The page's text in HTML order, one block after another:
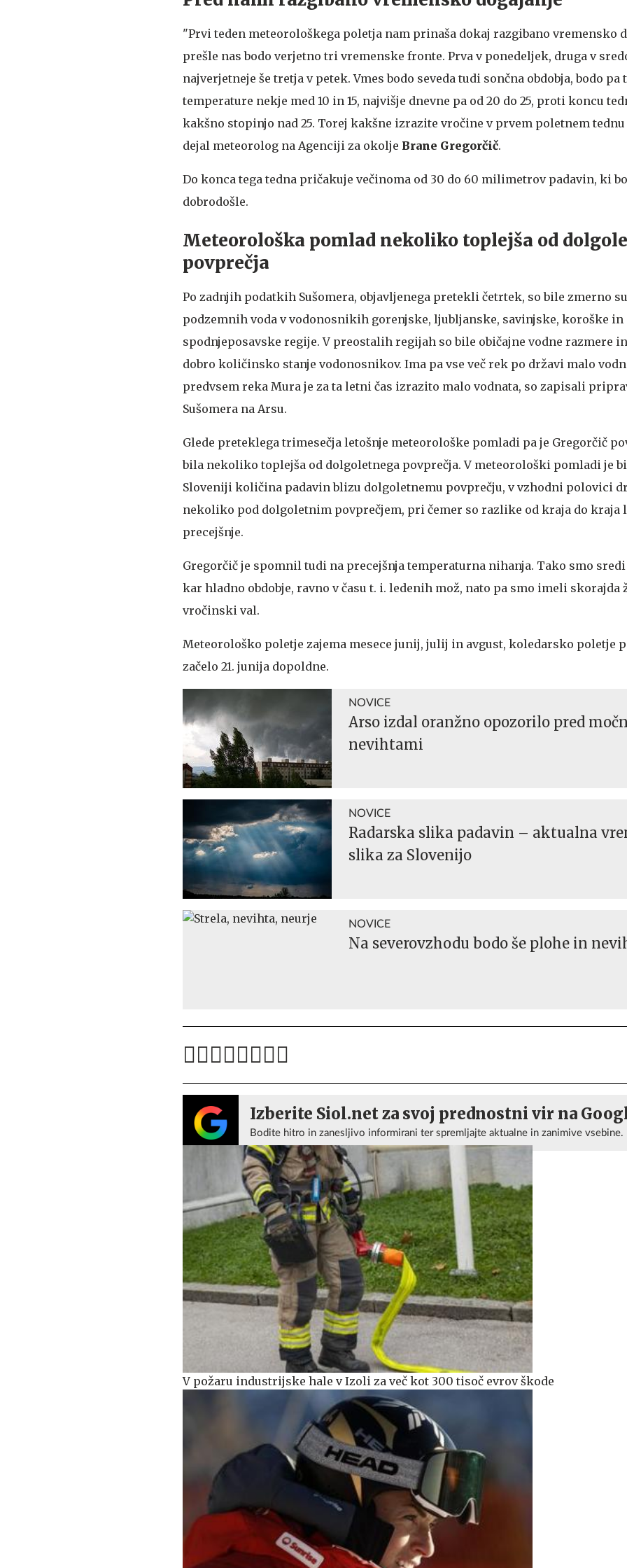
"Prvi teden meteorološkega poletja nam prinaša dokaj razgibano vremensko
prešle nas bodo verjetno tri vremenske fronte. Prva v ponedeljek, druga v
najverjetneje še tretja v petek. Vmes bodo seveda tudi sončna obdobja, bodo pa
temperature nekje med 10 in 15, najvišje dnevne pa od 20 do 25, proti koncu
kakšno stopinjo nad 25. Torej kakšne izrazite vročine v prvem poletnem tednu
dejal meteorolog na Agenciji za okolje Brane Gregorčič.
Do konca tega tedna pričakuje večinoma od 30 do 60 milimetrov padavin, ki
dobrodošle.
Meteorološka pomlad nekoliko toplejša od
povprečja
Po zadnjih podatkih Sušomera, objavljenega pretekli četrtek, so bile zmerno
podzemnih voda v vodonosnikih gorenjske, ljubljanske, savinjske, koroške in
spodnjeposavske regije. V preostalih regijah so bile običajne vodne razmere
dobro količinsko stanje vodonosnikov. Ima pa vse več rek po državi malo
predvsem reka Mura je za ta letni čas izrazito malo vodnata, so zapisali
Sušomera na Arsu.
Glede preteklega trimesečja letošnje meteorološke pomladi pa je Gregorčič
bila nekoliko toplejša od dolgoletnega povprečja. V meteorološki pomladi je
Sloveniji količina padavin blizu dolgoletnemu povprečju, v vzhodni polovici
nekoliko pod dolgoletnim povprečjem, pri čemer so razlike od kraja do kraja
precejšnje.
Gregorčič je spomnil tudi na precejšnja temperaturna nihanja. Tako smo
kar hladno obdobje, ravno v času t. i. ledenih mož, nato pa smo imeli skorajda
vročinski val.
Meteorološko poletje zajema mesece junij, julij in avgust, koledarsko poletje
začelo 21. junija dopoldne.
NOVICE
Arso izdal oranžno opozorilo pred
nevihtami
NOVICE
Radarska slika padavin – aktualna
slika za Slovenijo
NOVICE
Na severovzhodu bodo še plohe in
Izberite Siol.net za svoj prednostni vir na
Bodite hitro in zanesljivo informirani ter spremljajte aktualne in zanimive vsebine.
V požaru industrijske hale v Izoli za več kot 300 tisoč evrov škode